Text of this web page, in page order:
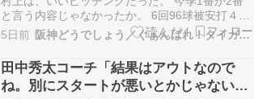
と言う内容じゃなかったか。 6回96球被安打４、
失点１だから、責められないだろう。 惜しむなく
は、4回２死3塁で、相性が良くない宮崎に、まと
もに勝負に行って、唯一のタイムリーを許したこ
と。 ここは、四球覚悟で、厳しい攻めをするべき
だ…
5日前 阪神どうでしょう／ぐぁんばれ！タイガース
田中秀太コーチ「結果はアウトなので
ね。別にスタートが悪いとかじゃない。